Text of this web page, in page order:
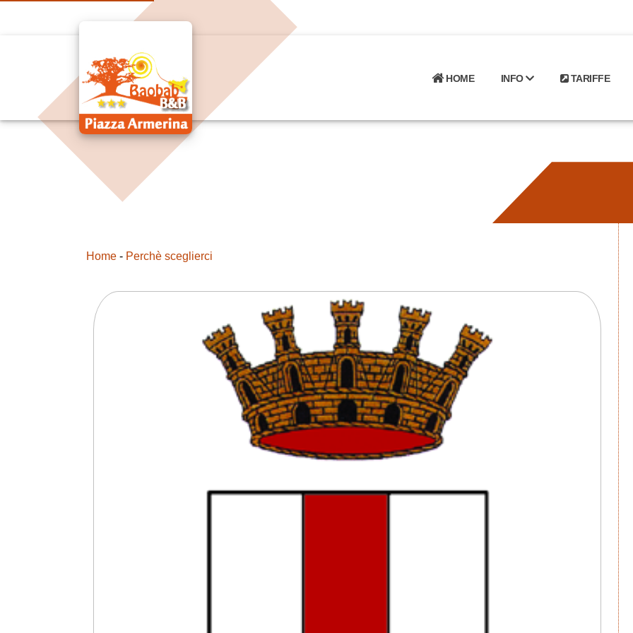
HOME INFO TARIFFE
Home - Perchè sceglierci